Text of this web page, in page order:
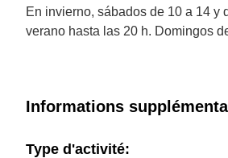
En invierno, sábados de 10 a 14 y
verano hasta las 20 h. Domingos
Informations
Type d'activité: